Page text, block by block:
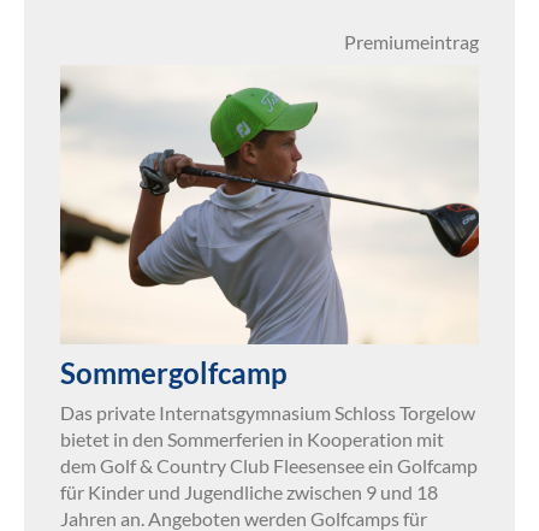
Premiumeintrag
Sommergolfcamp
Das private Internatsgymnasium Schloss Torgelow
bietet in den Sommerferien in Kooperation mit
dem Golf & Country Club Fleesensee ein Golfcamp
für Kinder und Jugendliche zwischen 9 und 18
Jahren an. Angeboten werden Golfcamps für